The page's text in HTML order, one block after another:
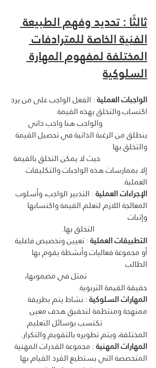
ثالثًا : تحديد وفهم الطبيعة
الفنية الخاصة للمترادفات
المختلفة لمفهوم المهارة
السلوكية
الواجبات العملية : الفعل الواجب على من يرد
اكتساب والتخلق بهذه القيمة
                       والواجب هنا واجب ذاتي
ينطلق من الرغبة الذاتية في تحصيل القيمة
والتخلق بها
                        حيث لا يمكن التخلق بالقيمة
إلا بممارسات هذه الواجبات والتكليفات
العملية.
الإجراءات العملية : التدبير الواجب، وأسلوب
المعالجة اللازم لتعلم القيمة واكتسابها
وإثبات
التطبيقات العملية : تعيين وتخصيص فاعلية
أو مجموعة فعاليات وأنشطة يقوم بها
الطالب
                               تمثل في مضمونها،
حقيقة القيمة التربوية.
المهارات السلوكية : نشاط يتم بطريقة
ممنهجة ومنتظمة لتحقيق هدف معين
                       تكتسب بوسائل التعليم
المختلفة، ويتم تطويره بالتقويم والتكرار.
المهارات المهنية : مجموعة القدرات المهنية
المتخصصة التي يستطيع الفرد القيام بها